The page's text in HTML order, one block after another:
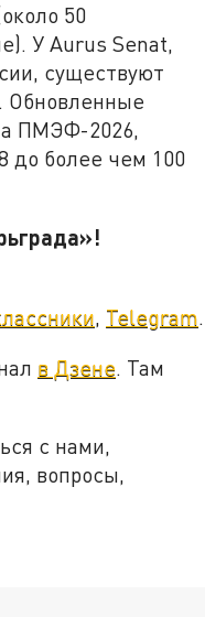
50
У Aurus Senat,
существуют
Обновленные
ПМЭФ-2026,
до более чем 100
, Telegram.
в Дзене . Там
с нами,
вопросы,